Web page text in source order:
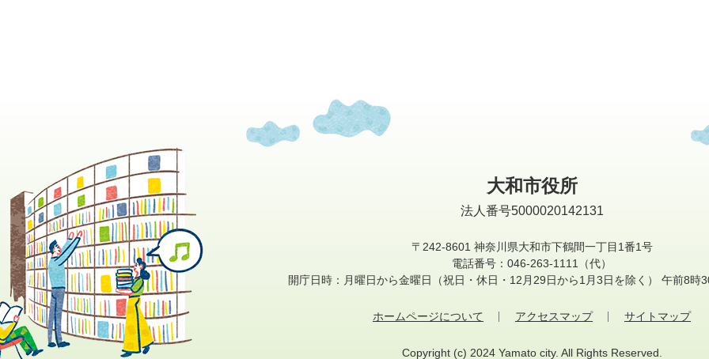
大和市役所
法人番号5000020142131
〒242-8601 神奈川県大和市下鶴間一丁目1番1号
電話番号：046-263-1111（代）
開庁日時：月曜日から金曜日
（祝日・休日・12月29日から1月3日を除く） 午前8時
ホームページについて アクセスマップ サイトマップ
Copyright (c) 2024 Yamato city. All Rights Reserved.